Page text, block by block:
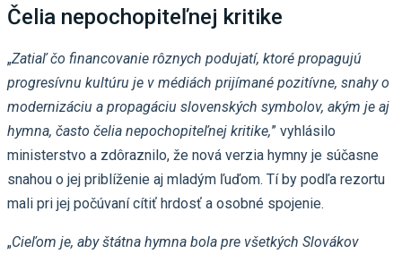
Čelia nepochopiteľnej kritike
„Zatiaľ čo financovanie rôznych podujatí, ktoré propagujú
progresívnu kultúru je v médiách prijímané pozitívne, snahy o
modernizáciu a propagáciu slovenských symbolov, akým je aj
hymna, často čelia nepochopiteľnej kritike,” vyhlásilo
ministerstvo a zdôraznilo, že nová verzia hymny je súčasne
snahou o jej priblíženie aj mladým ľuďom. Tí by podľa rezortu
mali pri jej počúvaní cítiť hrdosť a osobné spojenie.
„Cieľom je, aby štátna hymna bola pre všetkých Slovákov